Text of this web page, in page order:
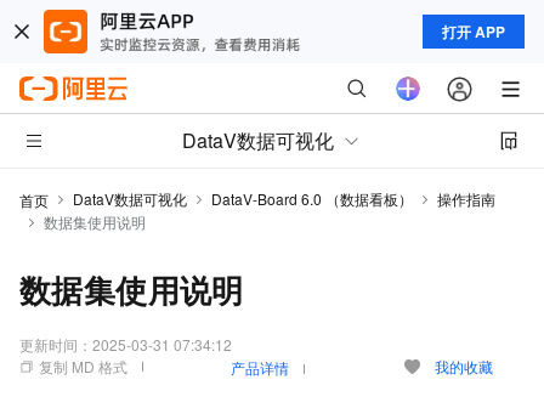
打开 APP
DataV数据可视化
首页 DataV数据可视化 DataV-Board 6.0 （数据看板）
操作指南
数据集使用说明
数据集使用说明
更新时间： 2025-03-31 07:34:12
复制 MD 格式
产品详情 我的收藏